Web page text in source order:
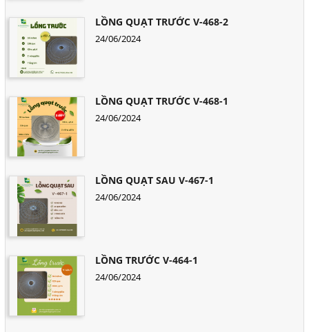
LỒNG QUẠT TRƯỚC V-468-2
24/06/2024
LỒNG QUẠT TRƯỚC V-468-1
24/06/2024
LỒNG QUẠT SAU V-467-1
24/06/2024
LỒNG TRƯỚC V-464-1
24/06/2024